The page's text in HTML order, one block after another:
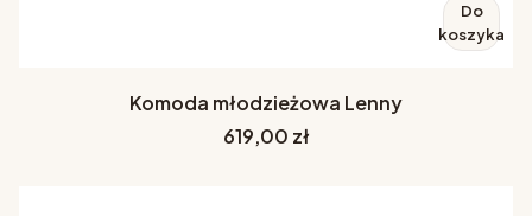
Do
koszyka
Komoda młodzieżowa Lenny
Cena
619,00 zł